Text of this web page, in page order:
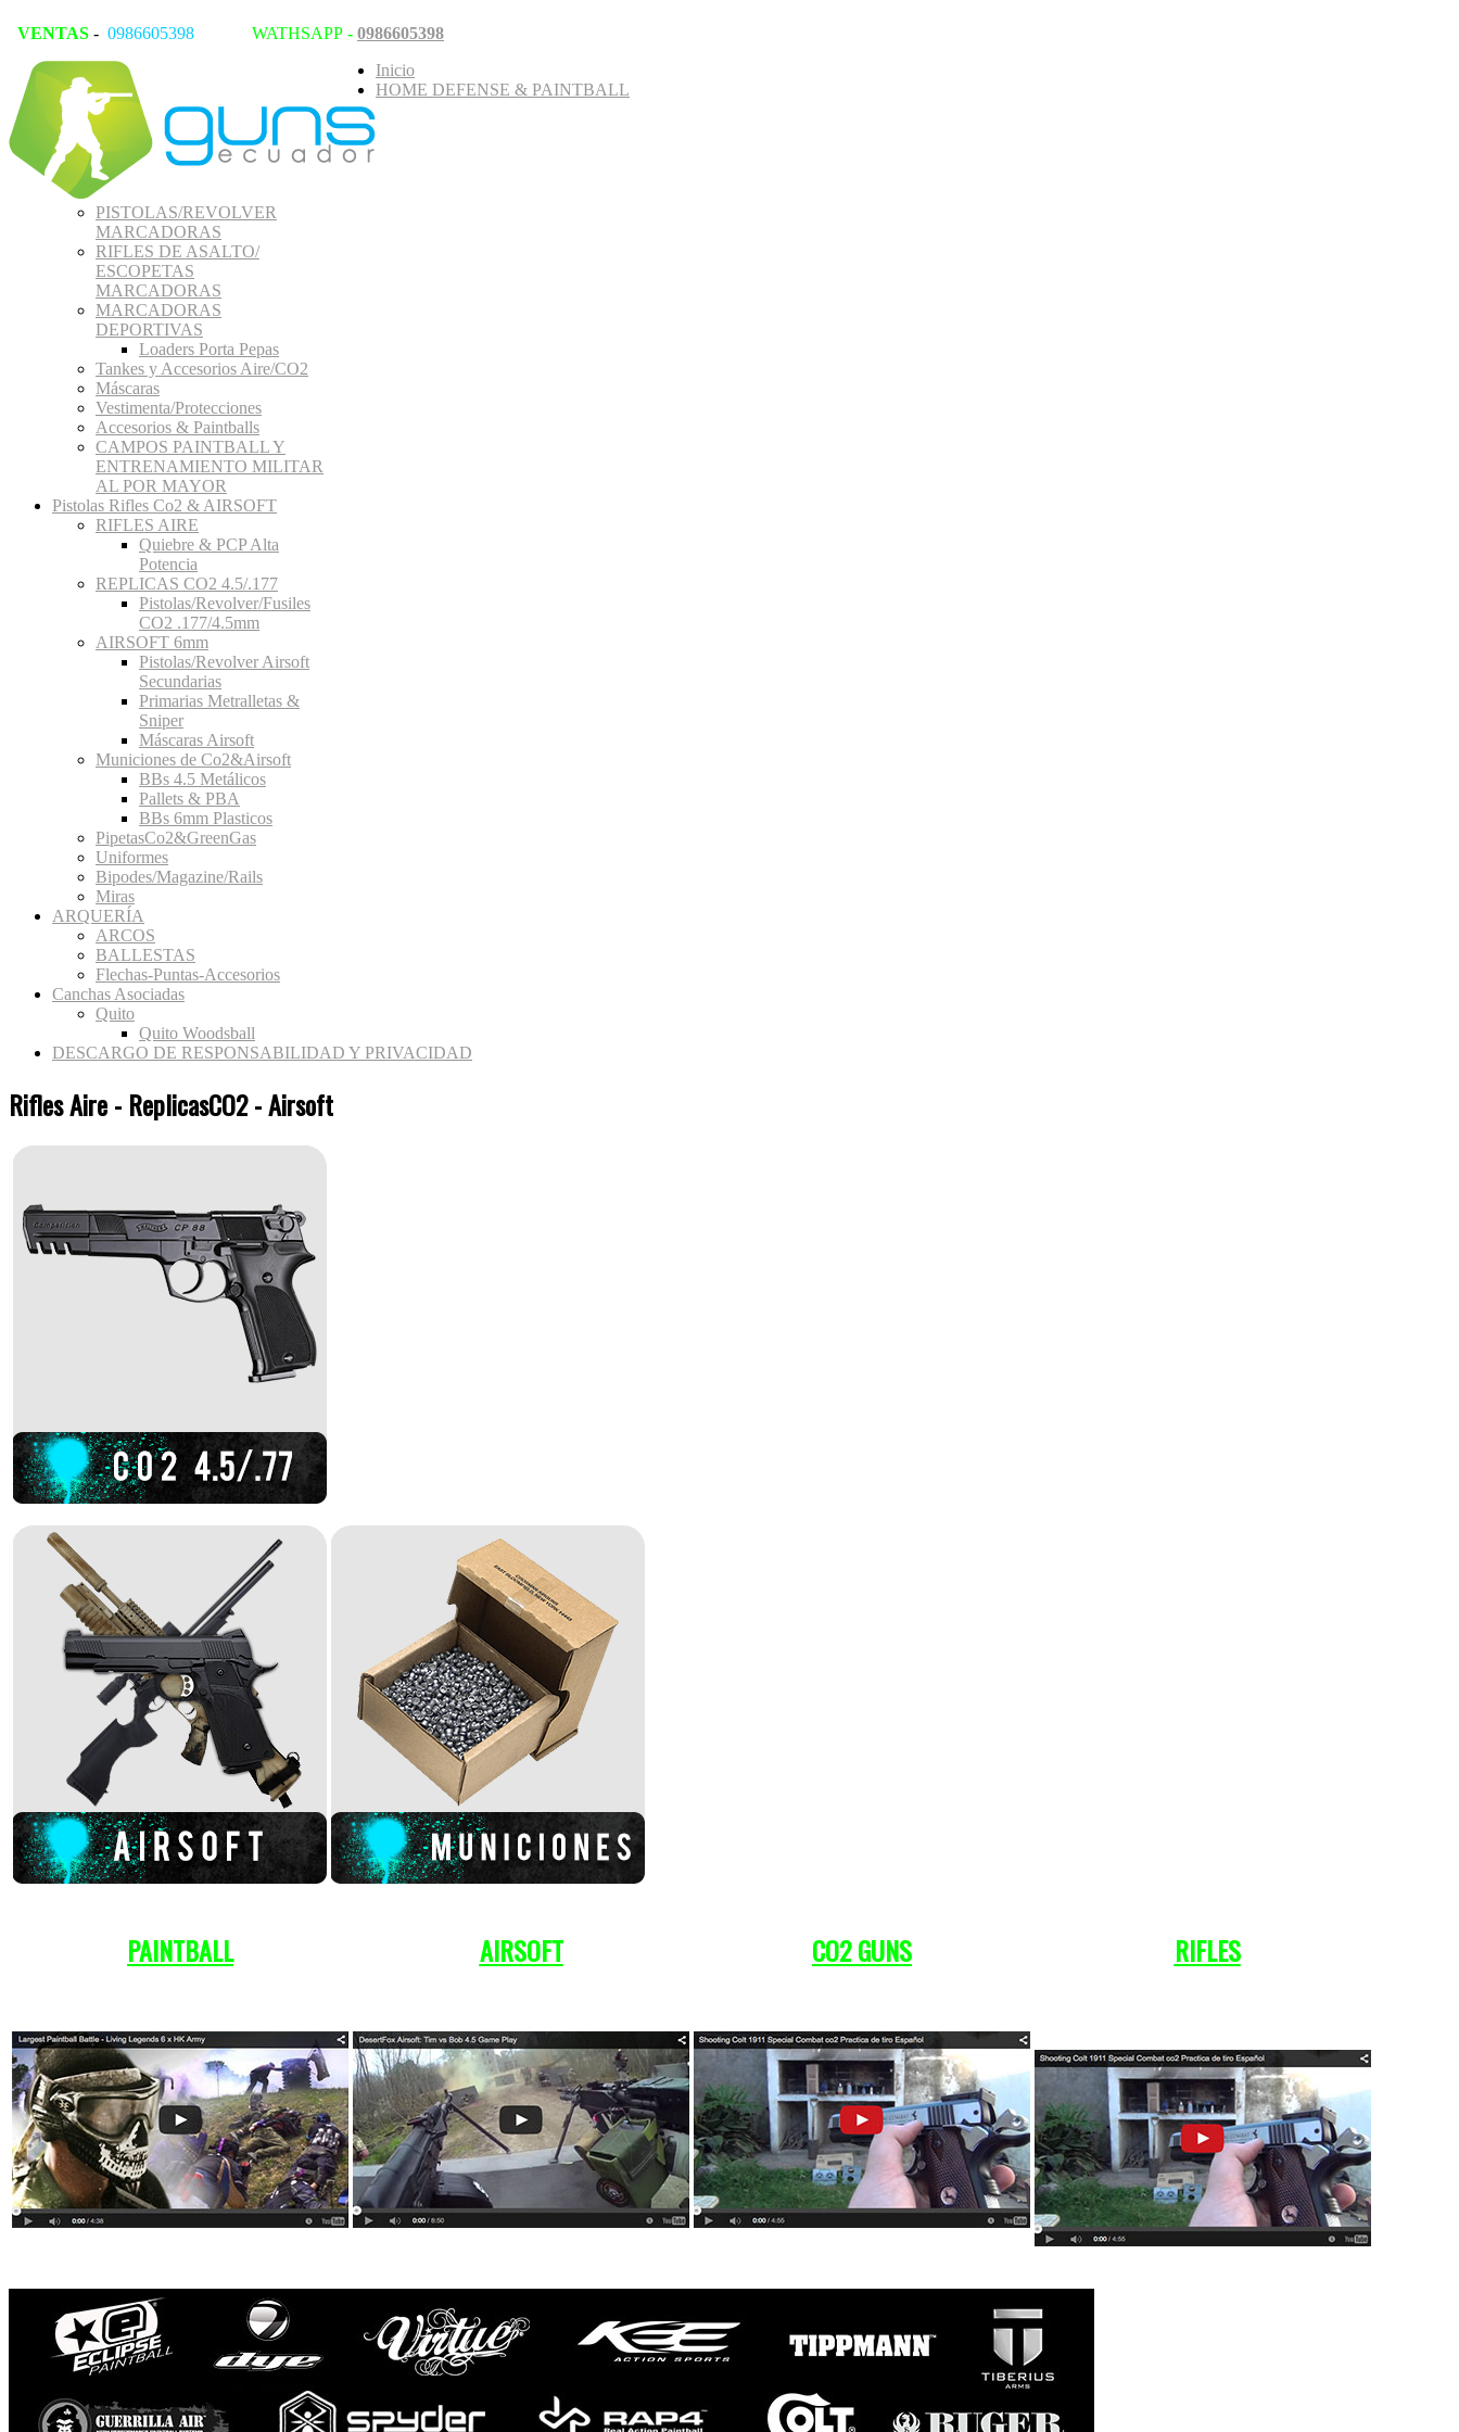
VENTAS - 0986605398 WATHSAPP - 0986605398
Inicio
HOME DEFENSE & PAINTBALL
PISTOLAS/REVOLVER
MARCADORAS
RIFLES DE ASALTO/
ESCOPETAS
MARCADORAS
MARCADORAS
DEPORTIVAS
Loaders Porta Pepas
Tankes y Accesorios Aire/CO2
Máscaras
Vestimenta/Protecciones
Accesorios & Paintballs
CAMPOS PAINTBALL Y
ENTRENAMIENTO MILITAR
AL POR MAYOR
Pistolas Rifles Co2 & AIRSOFT
RIFLES AIRE
Quiebre & PCP Alta
Potencia
REPLICAS CO2 4.5/.177
Pistolas/Revolver/Fusiles
CO2 .177/4.5mm
AIRSOFT 6mm
Pistolas/Revolver Airsoft
Secundarias
Primarias Metralletas &
Sniper
Máscaras Airsoft
Municiones de Co2&Airsoft
BBs 4.5 Metálicos
Pallets & PBA
BBs 6mm Plasticos
PipetasCo2&GreenGas
Uniformes
Bipodes/Magazine/Rails
Miras
ARQUERÍA
ARCOS
BALLESTAS
Flechas-Puntas-Accesorios
Canchas Asociadas
Quito
Quito Woodsball
DESCARGO DE RESPONSABILIDAD Y PRIVACIDAD
Rifles Aire - ReplicasCO2 - Airsoft
PAINTBALL AIRSOFT CO2GUNS RIFLES